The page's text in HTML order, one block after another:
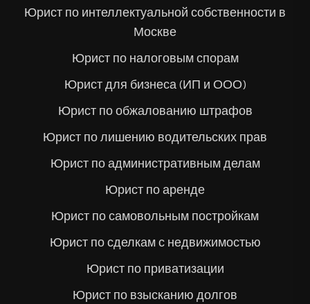
Юрист по интеллектуальной собственности в
Москве
Юрист по налоговым спорам
Юрист для бизнеса (ИП и ООО)
Юрист по обжалованию штрафов
Юрист по лишению водительских прав
Юрист по административным делам
Юрист по аренде
Юрист по самовольным постройкам
Юрист по сделкам с недвижимостью
Юрист по приватизации
Юрист по взысканию долгов